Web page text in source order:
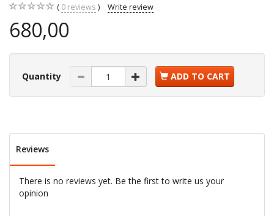
0 reviews Write review
680,00
Quantity ADD TO CART
Reviews
There is no reviews yet. Be the first to write us your
opinion